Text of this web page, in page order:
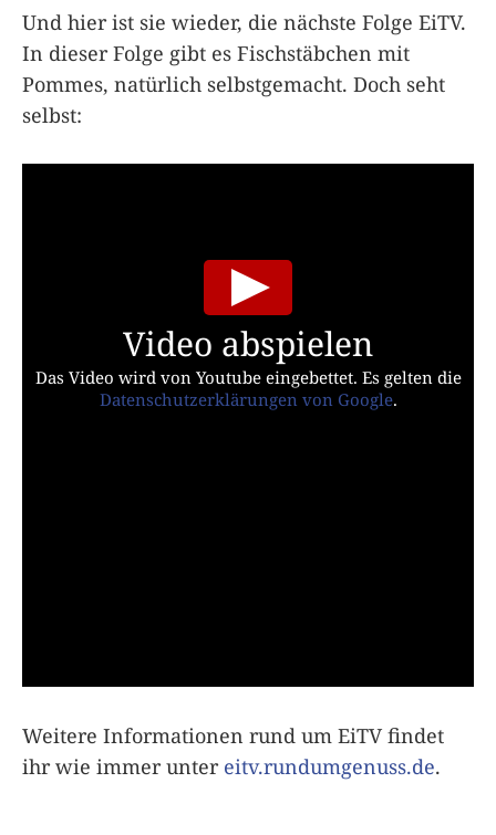
Und hier ist sie wieder, die nächste Folge EiTV.
In dieser Folge gibt es Fischstäbchen mit
Pommes, natürlich selbstgemacht. Doch seht
selbst:
Video abspielen
Das Video wird von Youtube eingebettet. Es gelten die
Datenschutzerklärungen von Google.
Weitere Informationen rund um EiTV findet
ihr wie immer unter eitv.rundumgenuss.de.